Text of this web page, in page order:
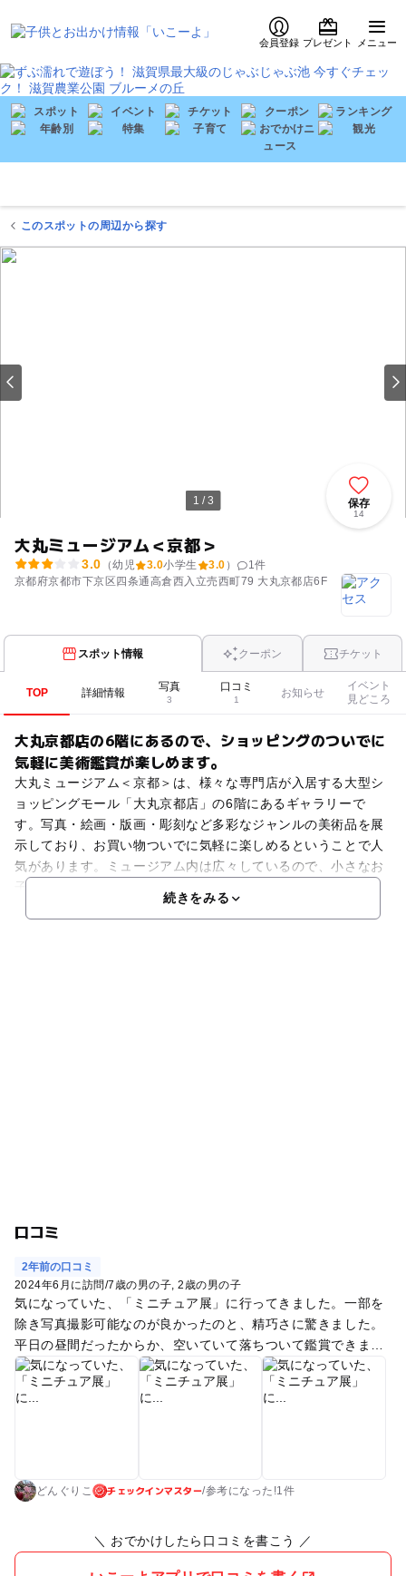
会員登録 プレゼント メニュー
このスポットの周辺から探す
1 / 3
大丸ミュージアム＜京都＞
3.0 （幼児 3.0小学生 3.0 ） 1件
京都府京都市下京区四条通高倉西入立売西町79 大丸京都店6F
保存
14
スポット情報 クーポン チケット
TOP 詳細情報 写真
3
口コミ
1
お知らせ
イベント
見どころ
大丸京都店の6階にあるので、ショッピングのついでに
気軽に美術鑑賞が楽しめます。
大丸ミュージアム＜京都＞は、様々な専門店が入居する大型シ
ョッピングモール「大丸京都店」の6階にあるギャラリーで
す。写真・絵画・版画・彫刻など多彩なジャンルの美術品を展
示しており、お買い物ついでに気軽に楽しめるということで人
気があります。ミュージアム内は広々しているので、小さなお
子
続きをみる
口コミ
2年前の口コミ
2024年6月に訪問/7歳の男の子 2歳の男の子
気になっていた、「ミニチュア展」に行ってきました。一部を
除き写真撮影可能なのが良かったのと、精巧さに驚きました。
平日の昼間だったからか、空いていて落ちついて鑑賞できまし
た。
どんぐりこ チェックインマスター/参考になった!1件
＼ おでかけしたら口コミを書こう ／